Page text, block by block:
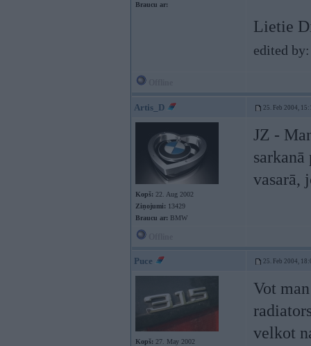
Braucu ar:
Lietie
edited
Artis_D 25. Feb 2004,
Kopš: 22. Aug 2002
Ziņojumi: 13429
Braucu ar: BMW
JZ -
vasarā,
Puce 25. Feb 2004,
Kopš: 27. May 2002
Vot
velkot